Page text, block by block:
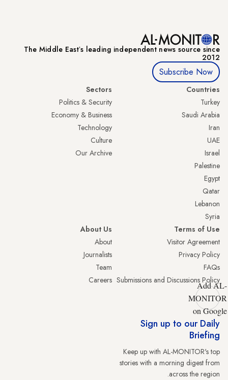
The Middle Eastʼs leading independent news source since
2012
Subscribe Now
Countries
Turkey
Saudi Arabia
Iran
UAE
Israel
Palestine
Egypt
Qatar
Lebanon
Syria
Sectors
Politics & Security
Economy & Business
Technology
Culture
Our Archive
Terms of Use
Visitor Agreement
Privacy Policy
FAQs
Submissions and Discussions Policy
About Us
About
Journalists
Team
Careers
Add AL-
MONITOR
on Google
Sign up to our Daily
Briefing
Keep up with AL-MONITOR's top
stories with a morning digest from
across the region.